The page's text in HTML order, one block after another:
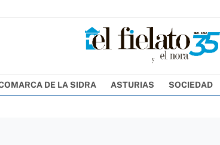
DE LA SIDRA ASTURIAS SOCIEDAD